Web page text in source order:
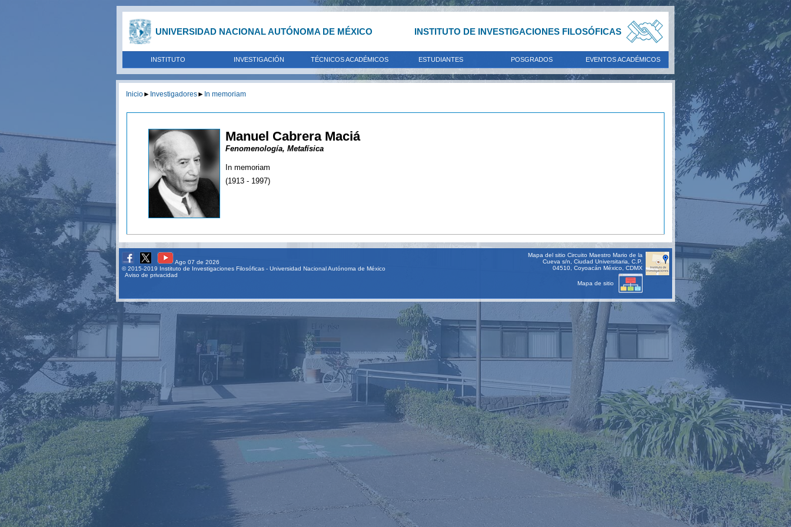
UNIVERSIDAD NACIONAL AUTÓNOMA DE MÉXICO INSTITUTO DE INVESTIGACIONES FILOSÓFICAS
INSTITUTO INVESTIGACIÓN TÉCNICOS ACADÉMICOS ESTUDIANTES POSGRADOS EVENTOS ACADÉMICOS
Inicio► Investigadores► In memoriam
Manuel Cabrera Maciá
Fenomenología, Metafísica
In memoriam
(1913 - 1997)
Ago 07 de 2026
© 2015-2019 Instituto de Investigaciones Filosóficas - Universidad Nacional Autónoma de México
Aviso de privacidad
Mapa del sitio Circuito Maestro Mario de la
Cueva s/n, Ciudad Universitaria, C.P.
04510, Coyoacán México, CDMX
Mapa de sitio